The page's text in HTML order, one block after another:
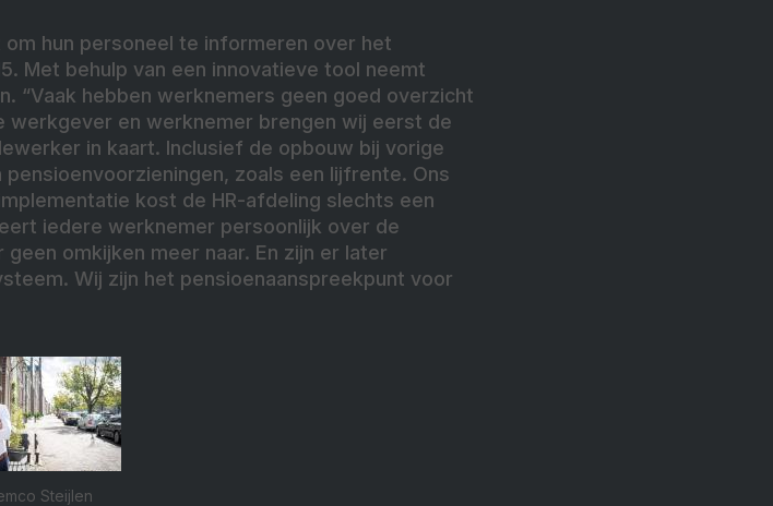
hun personeel te informeren over het
Met behulp van een innovatieve tool neemt
“Vaak hebben werknemers geen goed overzicht
werkgever en werknemer brengen wij eerst de
in kaart. Inclusief de opbouw bij vorige
zoals een lijfrente. Ons
kost de HR-afdeling slechts een
iedere werknemer persoonlijk over de
omkijken meer naar. En zijn er later
Wij zijn het pensioenaanspreekpunt voor
Steijlen